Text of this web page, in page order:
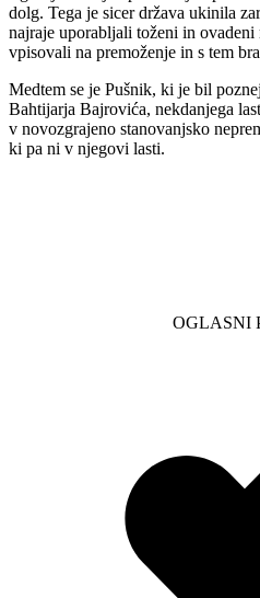
dolg. Tega je sicer država ukinila
najraje uporabljali toženi in
vpisovali na premoženje in s tem
Medtem se je Pušnik, ki je bil
Bahtijarja Bajrovića, nekdanjega
v novozgrajeno stanovanjsko
ki pa ni v njegovi lasti.